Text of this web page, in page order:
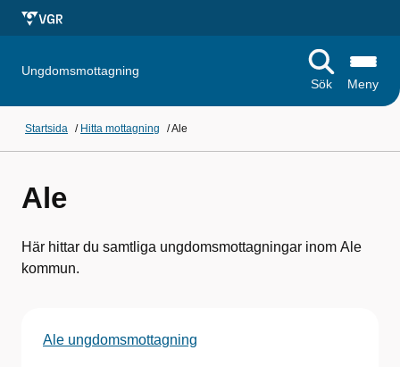
Ungdomsmottagning
Sök
Meny
Startsida / Hitta mottagning /Ale
Ale
Här hittar du samtliga ungdomsmottagningar inom Ale
kommun.
Ale ungdomsmottagning